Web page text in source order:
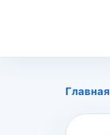
Главная